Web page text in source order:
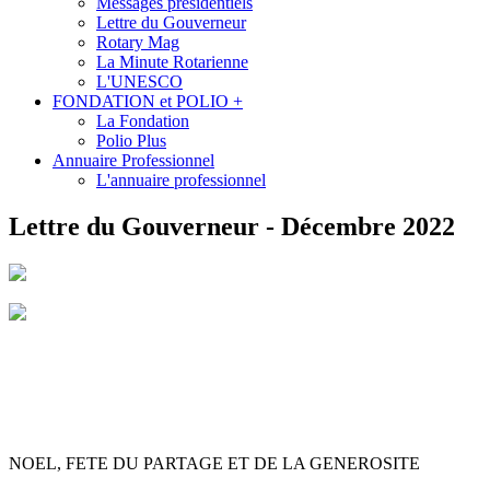
Lettre du Gouverneur
Rotary Mag
La Minute Rotarienne
L'UNESCO
FONDATION et POLIO +
La Fondation
Polio Plus
Annuaire Professionnel
L'annuaire professionnel
Lettre du Gouverneur - Décembre 2022
NOEL, FETE DU PARTAGE ET DE LA GENEROSITE